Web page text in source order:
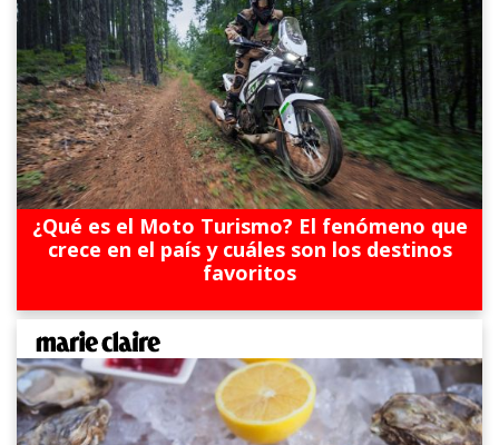
¿Qué es el Moto Turismo? El fenómeno que
crece en el país y cuáles son los destinos
favoritos